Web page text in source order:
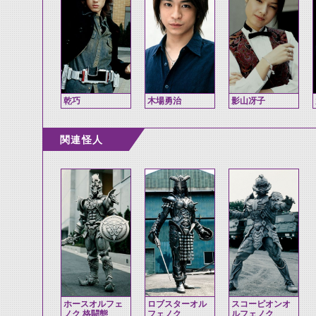
乾巧 木場勇治 影山冴子
関連怪人
ホースオルフェ
ノク 格闘態
ロブスターオル
フェノク
スコーピオンオ
ルフェノク